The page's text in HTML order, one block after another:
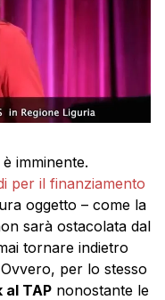
è imminente.
per il finanziamento
oggetto – come la
sarà ostacolata dal
tornare indietro
per lo stesso
al TAP nonostante le